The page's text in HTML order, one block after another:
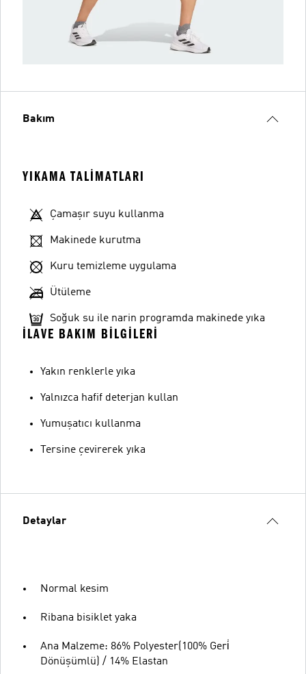
Bakım
YIKAMA TALIMATLARI
Çamaşır suyu kullanma
Makinede kurutma
Kuru temizleme uygulama
Ütüleme
Soğuk su ile narin programda makinede yıka
İLAVE BAKIM BILGILERI
Yakın renklerle yıka
Yalnızca hafif deterjan kullan
Yumuşatıcı kullanma
Tersine çevirerek yıka
Detaylar
Normal kesim
Ribana bisiklet yaka
Ana Malzeme: 86% Polyester(100% Geri̇
Dönüşümlü) / 14% Elastan